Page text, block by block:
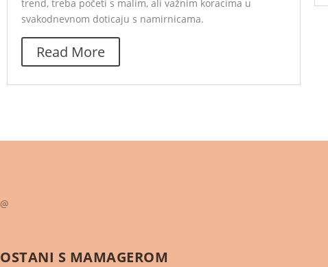
trend, treba početi s malim, ali važnim koracima u
svakodnevnom doticaju s namirnicama.
Read More
@
OSTANI S MAMAGEROM